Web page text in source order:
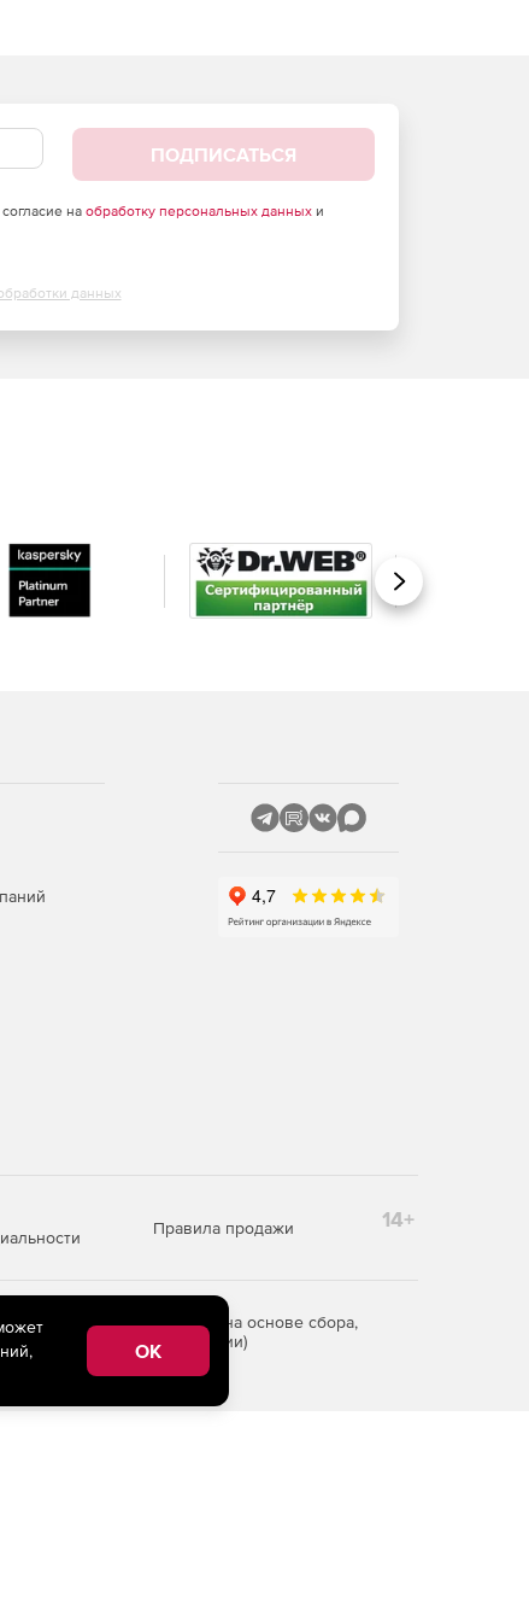
ПОДПИСАТЬСЯ
на обработку персональных данныхи
данных
Вперед
Правила продажи 14+
информации на основе сбора,
Российской Федерации)
OK